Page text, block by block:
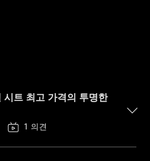
시트 최고 가격의 투명한
1 의견